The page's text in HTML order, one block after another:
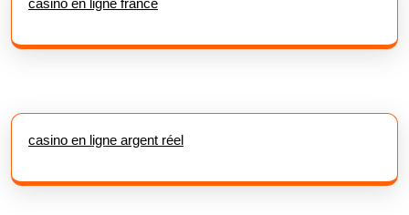
casino en ligne argent réel